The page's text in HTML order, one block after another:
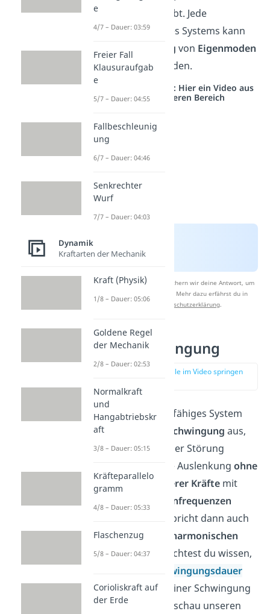
Freiheitsgrade gibt. Jede
Schwingung
eines Systems kann
als
Überlagerung von Eigenmoden
beschrieben werden.
Studyflix vernetzt: Hier ein Video aus
einem anderen Bereich
Nach Beantwortung speichern wir deine Antwort, um
Studyflix zu verbessern. Mehr dazu erfährst du in
unserer
Datenschutzerklärung.
Freie Schwingung
zur Stelle im Video springen
Ein schwingungsfähiges System
führt eine
freie Schwingung aus,
wenn es nach einer Störung
beziehungsweise Auslenkung ohne
Einwirkung äußerer Kräfte mit
Eigenfrequenzen
. Man spricht dann auch
von einerfreien harmonischen
Schwingung
. Möchtest du wissen,
Schwingungsdauer
und Amplitude
einer Schwingung
berechnet, dann schau unseren
e
4/7 – Dauer: 03:59
Freier Fall
Klausuraufgab
e
5/7 – Dauer: 04:55
Fallbeschleunig
ung
6/7 – Dauer: 04:46
Senkrechter
Wurf
7/7 – Dauer: 04:03
Dynamik
Kraftarten der Mechanik
Kraft (Physik)
1/8 – Dauer: 05:06
Goldene Regel
der Mechanik
2/8 – Dauer: 02:53
Normalkraft
und
Hangabtriebskr
aft
3/8 – Dauer: 05:15
Kräfteparallelo
gramm
4/8 – Dauer: 05:33
Flaschenzug
5/8 – Dauer: 04:37
Corioliskraft auf
der Erde